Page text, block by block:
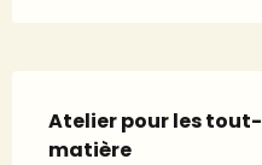
Atelier pour les
matière